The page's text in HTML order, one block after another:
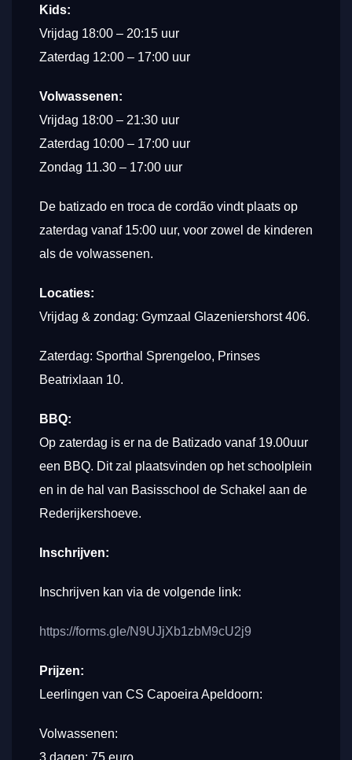
Kids:
Vrijdag 18:00 – 20:15 uur
Zaterdag 12:00 – 17:00 uur
Volwassenen:
Vrijdag 18:00 – 21:30 uur
Zaterdag 10:00 – 17:00 uur
Zondag 11.30 – 17:00 uur
De batizado en troca de cordão vindt plaats op
zaterdag vanaf 15:00 uur, voor zowel de kinderen
als de volwassenen.
Locaties:
Vrijdag & zondag: Gymzaal Glazeniershorst 406.
Zaterdag: Sporthal Sprengeloo, Prinses
Beatrixlaan 10.
BBQ:
Op zaterdag is er na de Batizado vanaf 19.00uur
een BBQ. Dit zal plaatsvinden op het schoolplein
en in de hal van Basisschool de Schakel aan de
Rederijkershoeve.
Inschrijven:
Inschrijven kan via de volgende link:
https://forms.gle/N9UJjXb1zbM9cU2j9
Prijzen:
Leerlingen van CS Capoeira Apeldoorn:
Volwassenen:
3 dagen: 75 euro